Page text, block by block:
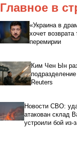
Главное в
«Украина в
хочет
перемирии
Ким Чен Ын
Reuters
Новости СВО:
атакован склад
устроили бой из-